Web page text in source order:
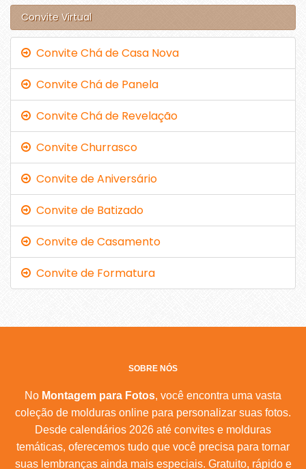
Convite Virtual
Convite Chá de Casa Nova
Convite Chá de Panela
Convite Chá de Revelação
Convite Churrasco
Convite de Aniversário
Convite de Batizado
Convite de Casamento
Convite de Formatura
SOBRE NÓS
No Montagem para Fotos, você encontra uma vasta
coleção de molduras online para personalizar suas fotos.
Desde calendários 2026 até convites e molduras
temáticas, oferecemos tudo que você precisa para tornar
suas lembranças ainda mais especiais. Gratuito, rápido e